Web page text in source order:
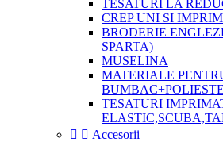
TESATURI LA
CREP UNI SI
BRODERIE
SPARTA)
MUSELINA
MATERIALE
TESATURI
  Accesorii